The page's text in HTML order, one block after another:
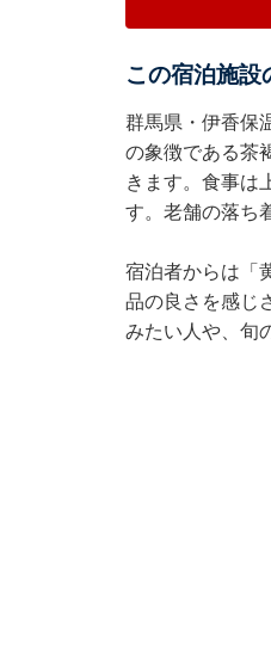
この宿泊施設
群馬県・伊香保
の象徴である茶
きます。食事は
す。老舗の落ち
宿泊者からは「
品の良さを感じ
みたい人や、旬